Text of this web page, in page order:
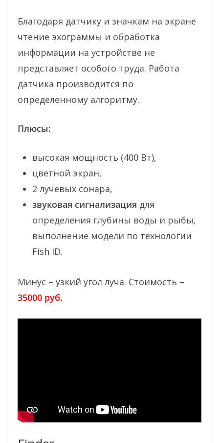
Благодаря датчику и значкам на экране
чтение эхограммы и обработка
информации на устройстве не
представляет особого труда. Работа
датчика производится по
определенному алгоритму.
Плюсы:
высокая мощность (400 Вт),
цветной экран,
2 лучевых сонара,
звуковая сигнализация для
определения глубины воды и рыбы,
выполнение модели по технологии
Fish ID.
Минус – узкий угол луча. Стоимость –
35000 руб.